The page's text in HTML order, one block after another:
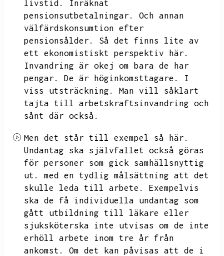
livstid.
Inräknat
pensionsutbetalningar.
Och annan
välfärdskonsumtion efter
pensionsålder.
Så det finns lite av
ett ekonomistiskt perspektiv här.
Invandring är okej om bara de har
pengar.
De är höginkomsttagare.
I
viss utsträckning.
Man vill såklart
tajta till arbetskraftsinvandring och
sånt där också.
Men det står till exempel så här.
Undantag ska självfallet också göras
för personer som gick samhällsnyttig
ut.
med en tydlig målsättning att det
skulle leda till arbete.
Exempelvis
ska de få individuella undantag som
gått utbildning till läkare eller
sjuksköterska inte utvisas om de inte
erhöll arbete inom tre år från
ankomst.
Om det kan påvisas att de i